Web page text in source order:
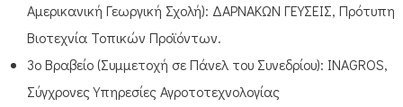
Αμερικανική Γεωργική Σχολή): ΔΑΡΝΑΚΩΝ ΓΕΥΣΕΙΣ, Πρότυπη
Βιοτεχνία Τοπικών Προϊόντων.
3ο Βραβείο (Συμμετοχή σε Πάνελ του Συνεδρίου): INAGROS,
Σύγχρονες Υπηρεσίες Αγροτοτεχνολογίας